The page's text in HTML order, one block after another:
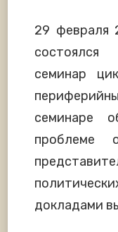
29
состоялся
семинар
семинаре
проблеме
докладами